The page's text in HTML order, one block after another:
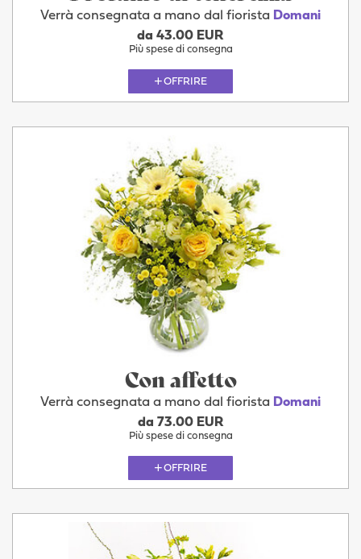
Verrà consegnata a mano dal fiorista Domani
da 43.00 EUR
Più spese di consegna
OFFRIRE
Con affetto
Verrà consegnata a mano dal fiorista Domani
da 73.00 EUR
Più spese di consegna
OFFRIRE